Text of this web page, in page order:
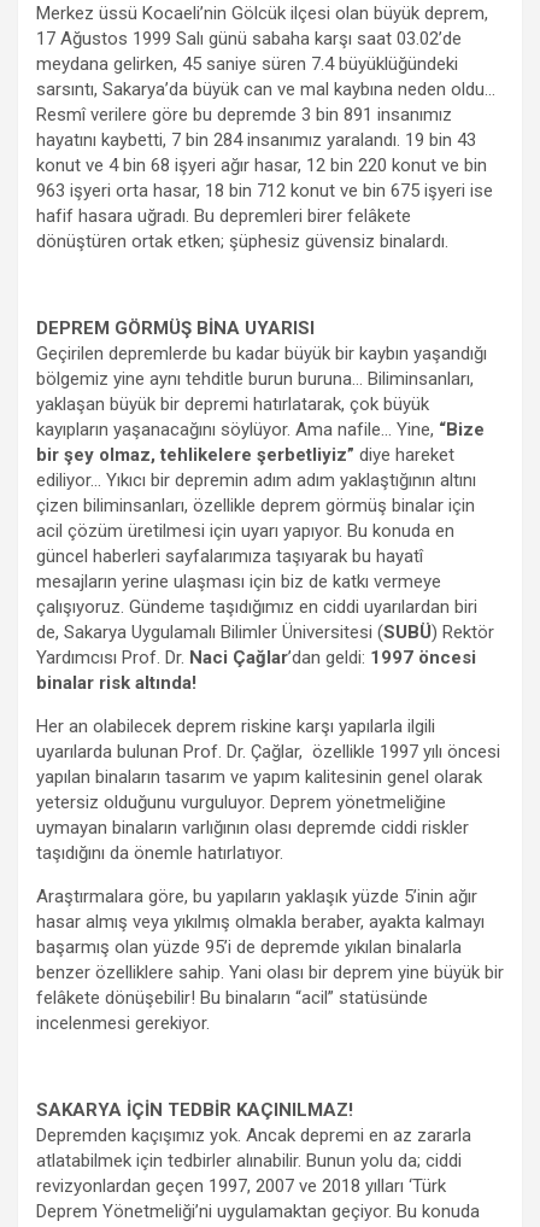
Merkez üssü Kocaeli’nin Gölcük ilçesi olan büyük deprem,
17 Ağustos 1999 Salı günü sabaha karşı saat 03.02’de
meydana gelirken, 45 saniye süren 7.4 büyüklüğündeki
sarsıntı, Sakarya’da büyük can ve mal kaybına neden oldu…
Resmî verilere göre bu depremde 3 bin 891 insanımız
hayatını kaybetti, 7 bin 284 insanımız yaralandı. 19 bin 43
konut ve 4 bin 68 işyeri ağır hasar, 12 bin 220 konut ve bin
963 işyeri orta hasar, 18 bin 712 konut ve bin 675 işyeri ise
hafif hasara uğradı. Bu depremleri birer felâkete
dönüştüren ortak etken; şüphesiz güvensiz binalardı.
DEPREM GÖRMÜŞ BİNA UYARISI
Geçirilen depremlerde bu kadar büyük bir kaybın yaşandığı
bölgemiz yine aynı tehditle burun buruna… Biliminsanları,
yaklaşan büyük bir depremi hatırlatarak, çok büyük
kayıpların yaşanacağını söylüyor. Ama nafile… Yine, “Bize
bir şey olmaz, tehlikelere şerbetliyiz” diye hareket
ediliyor… Yıkıcı bir depremin adım adım yaklaştığının altını
çizen biliminsanları, özellikle deprem görmüş binalar için
acil çözüm üretilmesi için uyarı yapıyor. Bu konuda en
güncel haberleri sayfalarımıza taşıyarak bu hayatî
mesajların yerine ulaşması için biz de katkı vermeye
çalışıyoruz. Gündeme taşıdığımız en ciddi uyarılardan biri
de, Sakarya Uygulamalı Bilimler Üniversitesi (SUBÜ) Rektör
Yardımcısı Prof. Dr. Naci Çağlar’dan geldi: 1997 öncesi
binalar risk altında!
Her an olabilecek deprem riskine karşı yapılarla ilgili
uyarılarda bulunan Prof. Dr. Çağlar, özellikle 1997 yılı öncesi
yapılan binaların tasarım ve yapım kalitesinin genel olarak
yetersiz olduğunu vurguluyor. Deprem yönetmeliğine
uymayan binaların varlığının olası depremde ciddi riskler
taşıdığını da önemle hatırlatıyor.
Araştırmalara göre, bu yapıların yaklaşık yüzde 5’inin ağır
hasar almış veya yıkılmış olmakla beraber, ayakta kalmayı
başarmış olan yüzde 95’i de depremde yıkılan binalarla
benzer özelliklere sahip. Yani olası bir deprem yine büyük bir
felâkete dönüşebilir! Bu binaların “acil” statüsünde
incelenmesi gerekiyor.
SAKARYA İÇİN TEDBİR KAÇINILMAZ!
Depremden kaçışımız yok. Ancak depremi en az zararla
atlatabilmek için tedbirler alınabilir. Bunun yolu da; ciddi
revizyonlardan geçen 1997, 2007 ve 2018 yılları ‘Türk
Deprem Yönetmeliği’ni uygulamaktan geçiyor. Bu konuda